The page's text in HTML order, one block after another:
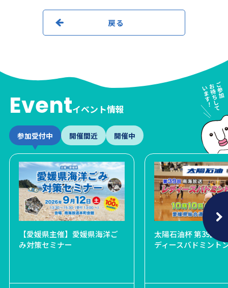
戻る
Eventイベント情報
参加受付中 開催間近 開催中
【愛媛県主催】愛媛県海洋ご
み対策セミナー
太陽石油杯 第39回
ディースバドミント
宙組全国ツアー 松山
SBI証券 presents TGC 松山
パラア
なかア
第63回愛媛マラソン 写真コン
テスト 巡回ロビー展開催
石村
き ー